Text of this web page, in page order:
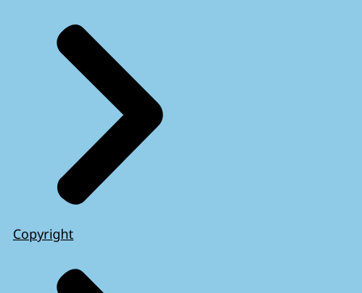
Copyright